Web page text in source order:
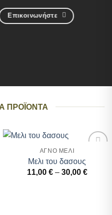
Επικοινωνήστε
ΠΡΟΪΟΝΤΑ
Add to
wishlist
ΑΓΝΟ ΜΕΛΙ
Μελι του δασους
11,00 € – 30,00 €Price